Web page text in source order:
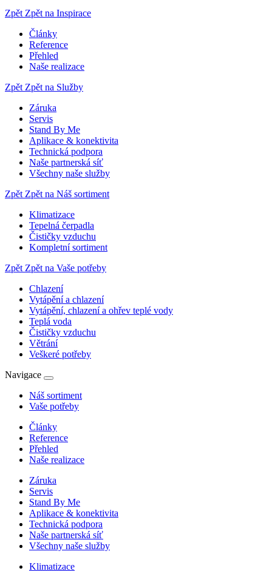
Zpět Zpět na Inspirace
Články
Reference
Přehled
Naše realizace
Zpět Zpět na Služby
Záruka
Servis
Stand By Me
Aplikace & konektivita
Technická podpora
Naše partnerská síť
Všechny naše služby
Zpět Zpět na Náš sortiment
Klimatizace
Tepelná čerpadla
Čističky vzduchu
Kompletní sortiment
Zpět Zpět na Vaše potřeby
Chlazení
Vytápění a chlazení
Vytápění, chlazení a ohřev teplé vody
Teplá voda
Čističky vzduchu
Větrání
Veškeré potřeby
Navigace
Náš sortiment
Vaše potřeby
Články
Reference
Přehled
Naše realizace
Záruka
Servis
Stand By Me
Aplikace & konektivita
Technická podpora
Naše partnerská síť
Všechny naše služby
Klimatizace